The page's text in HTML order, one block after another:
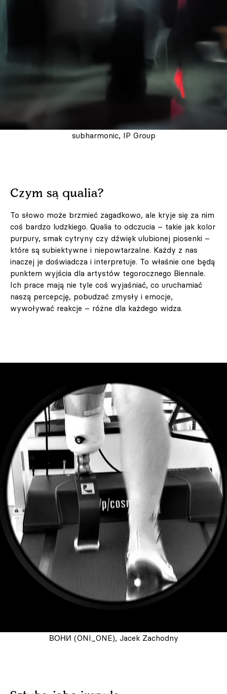
subharmonic, IP Group
Czym są qualia?
To słowo może brzmieć zagadkowo, ale kryje się za nim
coś bardzo ludzkiego. Qualia to odczucia – takie jak kolor
purpury, smak cytryny czy dźwięk ulubionej piosenki –
które są subiektywne i niepowtarzalne. Każdy z nas
inaczej je doświadcza i interpretuje. To właśnie one będą
punktem wyjścia dla artystów tegorocznego Biennale.
Ich prace mają nie tyle coś wyjaśniać, co uruchamiać
naszą percepcję, pobudzać zmysły i emocje,
wywoływać reakcje – różne dla każdego widza.
ВОНИ (ONI_ONE), Jacek Zachodny